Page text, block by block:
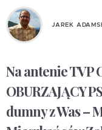
JAREK
Na antenie TVP
OBURZAJĄCY
dumny z Was –